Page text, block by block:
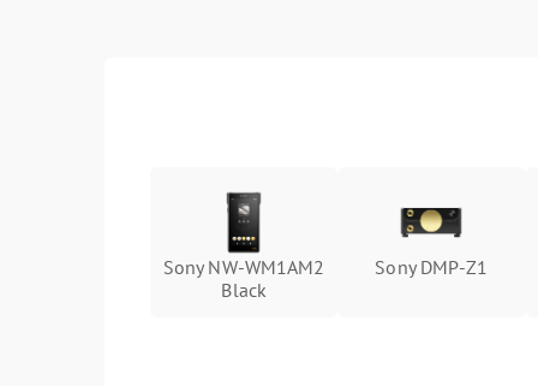
Sony NW-WM1AM2
Black
Sony DMP-Z1